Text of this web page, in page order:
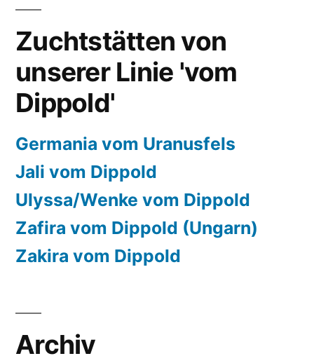
Zuchtstätten von
unserer Linie 'vom
Dippold'
Germania vom Uranusfels
Jali vom Dippold
Ulyssa/Wenke vom Dippold
Zafira vom Dippold (Ungarn)
Zakira vom Dippold
Archiv